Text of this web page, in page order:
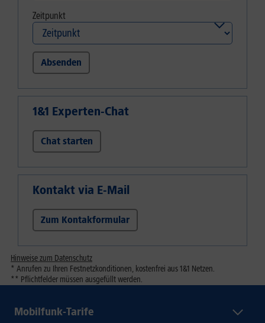
Zeitpunkt
Absenden
1&1 Experten-Chat
Chat starten
Kontakt via E-Mail
Zum Kontakformular
Hinweise zum Datenschutz
* Anrufen zu Ihren Festnetzkonditionen, kostenfrei aus 1&1 Netzen.
** Pflichtfelder müssen ausgefüllt werden.
Mobilfunk-Tarife